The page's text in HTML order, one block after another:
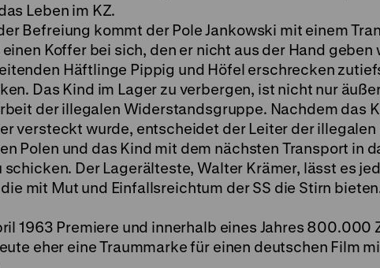
Leben im KZ.
Befreiung kommt der Pole Jankowski mit einem
Koffer bei sich, den er nicht aus der Hand geben
Häftlinge Pippig und Höfel erschrecken
Das Kind im Lager zu verbergen, ist nicht nur
der illegalen Widerstandsgruppe. Nachdem das
versteckt wurde, entscheidet der Leiter der illegalen
Polen und das Kind mit dem nächsten Transport in
Der Lagerälteste, Walter Krämer, lässt es
mit Mut und Einfallsreichtum der SS die Stirn bieten.
1963 Premiere und innerhalb eines Jahres 800.000
eher eine Traummarke für einen deutschen Film